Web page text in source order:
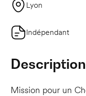
Lyon
Indépendant
Mission pour un